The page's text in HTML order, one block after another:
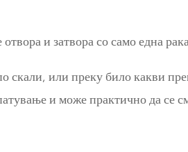
и затвора со само една
скали, или преку било какви
и може практично да се